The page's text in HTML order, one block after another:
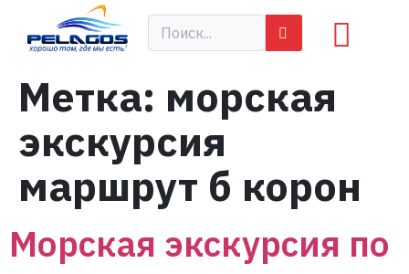
Метка: морская
экскурсия
маршрут б корон
Морская экскурсия по